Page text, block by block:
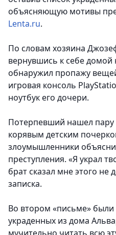
объясняющую мотивы
Lenta.ru.
По словам хозяина
вернувшись к себе домой
обнаружил пропажу
игровая консоль
ноутбук его дочери.
Потерпевший нашел пару
корявым детским
злоумышленники
преступления. «Я украл
брат сказал мне этого не
записка.
Во втором «письме»
украденных из дома